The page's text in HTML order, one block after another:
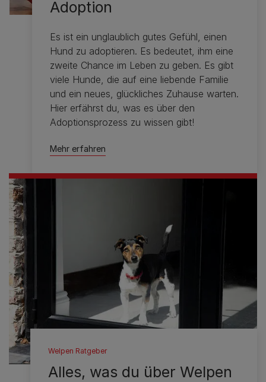
Adoption
Es ist ein unglaublich gutes Gefühl, einen
Hund zu adoptieren. Es bedeutet, ihm eine
zweite Chance im Leben zu geben. Es gibt
viele Hunde, die auf eine liebende Familie
und ein neues, glückliches Zuhause warten.
Hier erfährst du, was es über den
Adoptionsprozess zu wissen gibt!
Mehr erfahren
Welpen Ratgeber
Alles, was du über Welpen